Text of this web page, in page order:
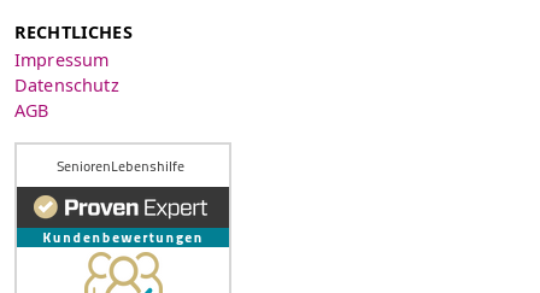
RECHTLICHES
Impressum
Datenschutz
AGB